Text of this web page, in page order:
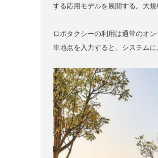
する応用モデルを展開する。大
ロボタクシーの利用は通常のオ
車地点を入力すると、システム